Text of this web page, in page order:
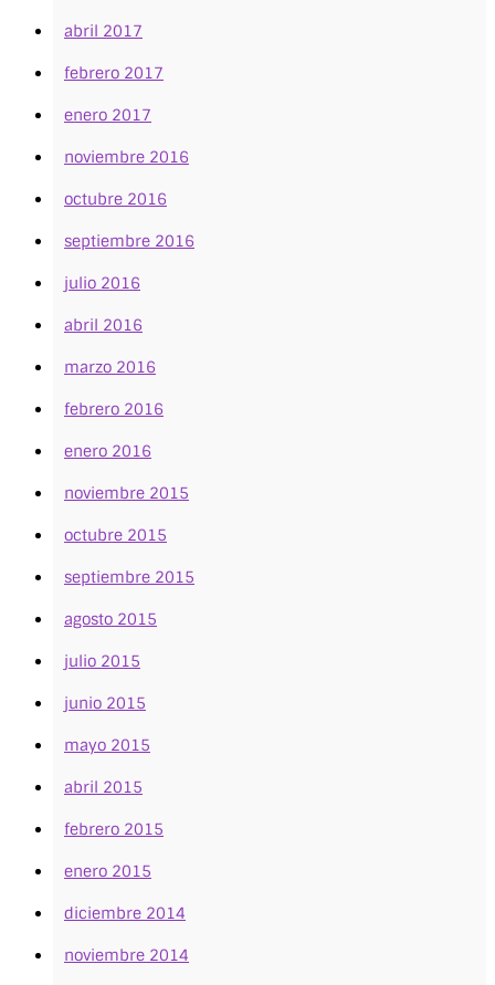
abril 2017
febrero 2017
enero 2017
noviembre 2016
octubre 2016
septiembre 2016
julio 2016
abril 2016
marzo 2016
febrero 2016
enero 2016
noviembre 2015
octubre 2015
septiembre 2015
agosto 2015
julio 2015
junio 2015
mayo 2015
abril 2015
febrero 2015
enero 2015
diciembre 2014
noviembre 2014